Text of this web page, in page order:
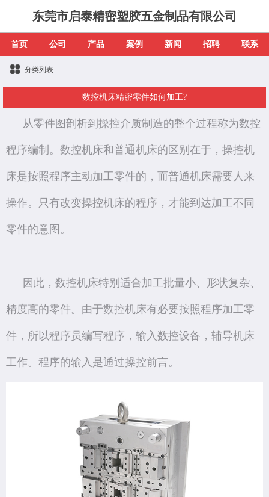
东莞市启泰精密塑胶五金制品有限公司
首页 公司 产品 案例 新闻 招聘 联系
分类列表
数控机床精密零件如何加工?
从零件图剖析到操控介质制造的整个过程称为数控
程序编制。数控机床和普通机床的区别在于，操控机
床是按照程序主动加工零件的，而普通机床需要人来
操作。只有改变操控机床的程序，才能到达加工不同
零件的意图。
因此，数控机床特别适合加工批量小、形状复杂、
精度高的零件。由于数控机床有必要按照程序加工零
件，所以程序员编写程序，输入数控设备，辅导机床
工作。程序的输入是通过操控前言。